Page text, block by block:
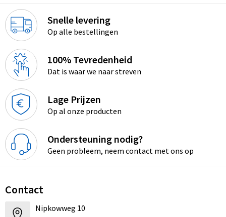
Snelle levering
Op alle bestellingen
100% Tevredenheid
Dat is waar we naar streven
Lage Prijzen
Op al onze producten
Ondersteuning nodig?
Geen probleem, neem contact met ons op
Contact
Nipkowweg 10